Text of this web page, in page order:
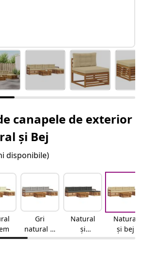
canapele de exterior
și Bej
disponibile)
Gri
natural și
deschis
Natural
și
antracit
Natural
și bej